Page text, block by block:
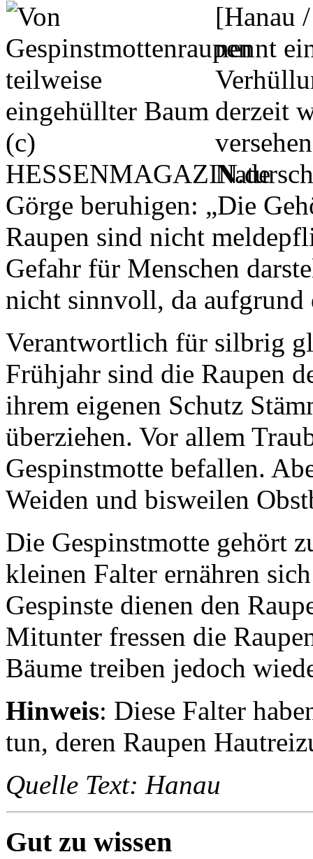
[Hanau
nennt
derzeit
Görge beruhigen: „Die
Raupen sind nicht
Gefahr für Menschen
nicht sinnvoll, da aufgrund
Verantwortlich für silbrig
Frühjahr sind die Raupen
ihrem eigenen Schutz
überziehen. Vor allem
Gespinstmotte befallen.
Weiden und bisweilen
Die Gespinstmotte gehört
kleinen Falter ernähren
Gespinste dienen den
Mitunter fressen die
Bäume treiben jedoch
Hinweis: Diese Falter
tun, deren Raupen
Quelle Text: Hanau
Gut zu wissen